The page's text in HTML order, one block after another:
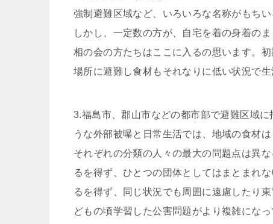
強制避難区域など、いろいろな名称がもち
しかし、一定数の方が、自宅を着の身着の
相の会の方たちはここに入るの思います。
場所に避難し食材もそれなりに低い状況で生
3.福島市、郡山市などの都市部で避難区域
うな外部被曝と日常生活では、地域の食材
それぞれの分類の人々の最大の問題点は異
るを得ず、ひとつの団体としてはまとまれ
るを得ず、同じ状況でも周囲に遠慮したり
どもの頃学習した公害問題がより複雑にな